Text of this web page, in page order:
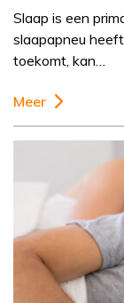
Slaap is een
slaapapneu
toekomt, kan…
Meer